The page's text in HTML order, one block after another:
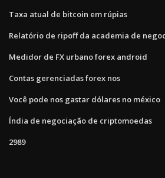
Taxa atual de bitcoin em rúpias
Relatório de ripoff da academia de
Medidor de FX urbano forex android
Contas gerenciadas forex nos
Você pode nos gastar dólares no méxico
Índia de negociação de criptomoedas
2989